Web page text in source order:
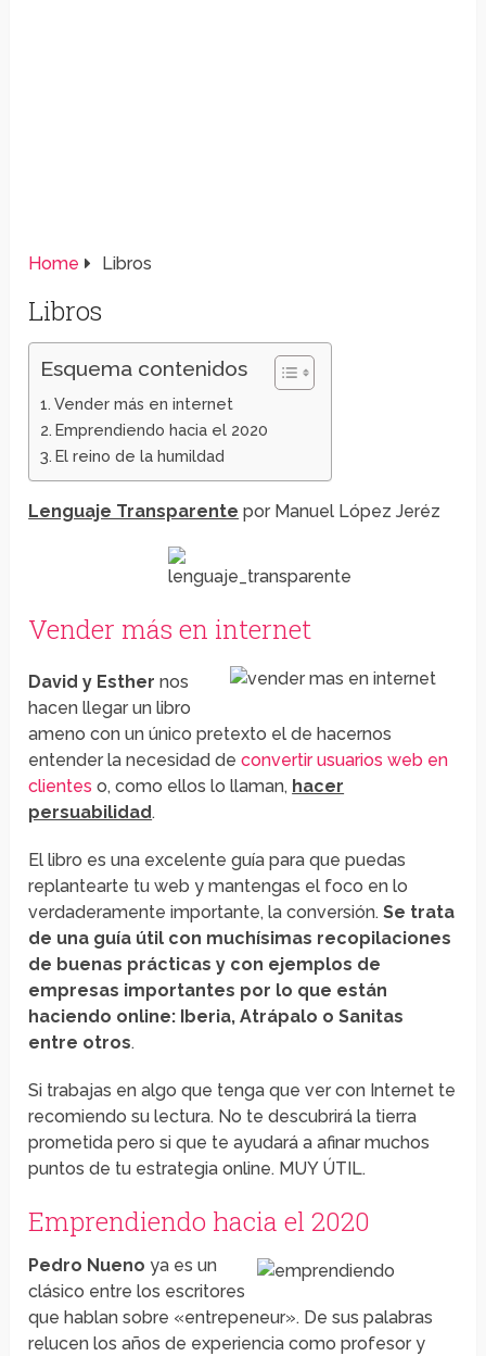
Home Libros
Libros
Esquema contenidos
Vender más en internet
Emprendiendo hacia el 2020
El reino de la humildad
Lenguaje Transparente por Manuel López Jeréz
Vender más en internet
David y Esther nos
hacen llegar un libro
ameno con un único pretexto el de hacernos
entender la necesidad deconvertir usuarios web en
clientes o, como ellos lo llaman, hacer
persuabilidad.
El libro es una excelente guía para que puedas
replantearte tu web y mantengas el foco en lo
verdaderamente importante, la conversión.Se trata
de una guía útil con muchísimas recopilaciones
de buenas prácticas y con ejemplos de
empresas importantes por lo que están
haciendo online: Iberia, Atrápalo o Sanitas
entre otros.
Si trabajas en algo que tenga que ver con Internet te
recomiendo su lectura. No te descubrirá la tierra
prometida pero si que te ayudará a afinar muchos
puntos de tu estrategia online. MUY ÚTIL.
Emprendiendo hacia el 2020
Pedro Nueno ya es un
clásico entre los escritores
que hablan sobre «entrepeneur». De sus palabras
relucen los años de experiencia como profesor y